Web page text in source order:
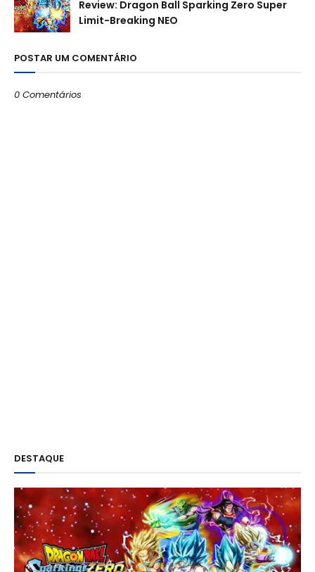
Review: Dragon Ball Sparking Zero Super
Limit-Breaking NEO
POSTAR UM COMENTÁRIO
0 Comentários
DESTAQUE